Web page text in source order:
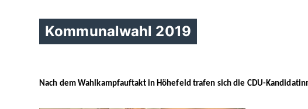
Kommunalwahl 2019
Nach dem Wahlkampfauftakt in Höhefeld trafen sich die CDU-